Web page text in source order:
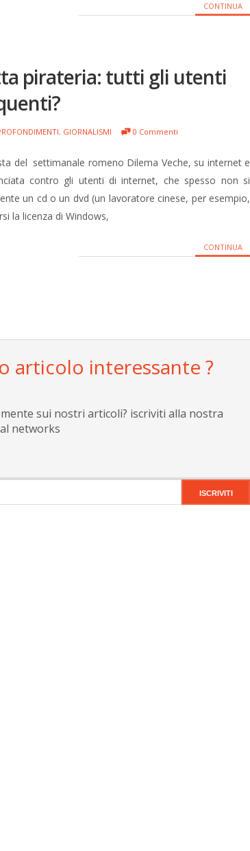
CONTINUA
pirateria: tutti gli utenti
, GIORNALISMI 0 Commenti
del settimanale romeno Dilema Veche, su internet e
contro gli utenti di internet, che spesso non si
un cd o un dvd (un lavoratore cinese, per esempio,
la licenza di Windows,
CONTINUA
articolo interessante ?
sui nostri articoli? iscriviti alla nostra
networks